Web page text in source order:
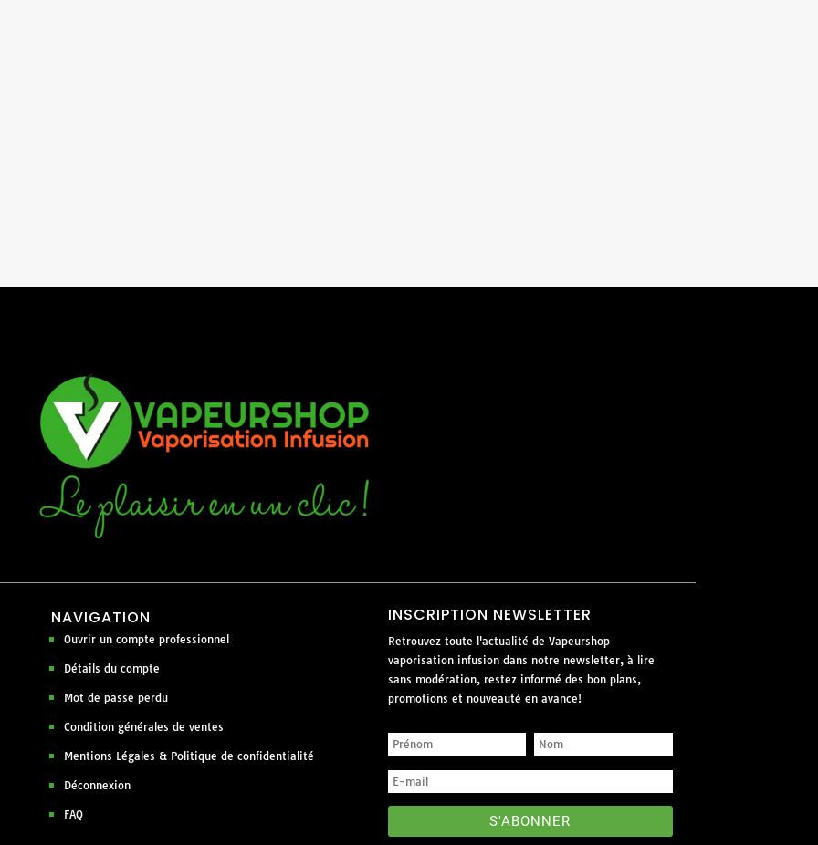
NAVIGATION
Ouvrir un compte professionnel
Détails du compte
Mot de passe perdu
Condition générales de ventes
Mentions Légales & Politique de confidentialité
Déconnexion
FAQ
INSCRIPTION NEWSLETTER
Retrouvez toute l'actualité de Vapeurshop
vaporisation infusion dans notre newsletter, à lire
sans modération, restez informé des bon plans,
promotions et nouveauté en avance!
S'ABONNER